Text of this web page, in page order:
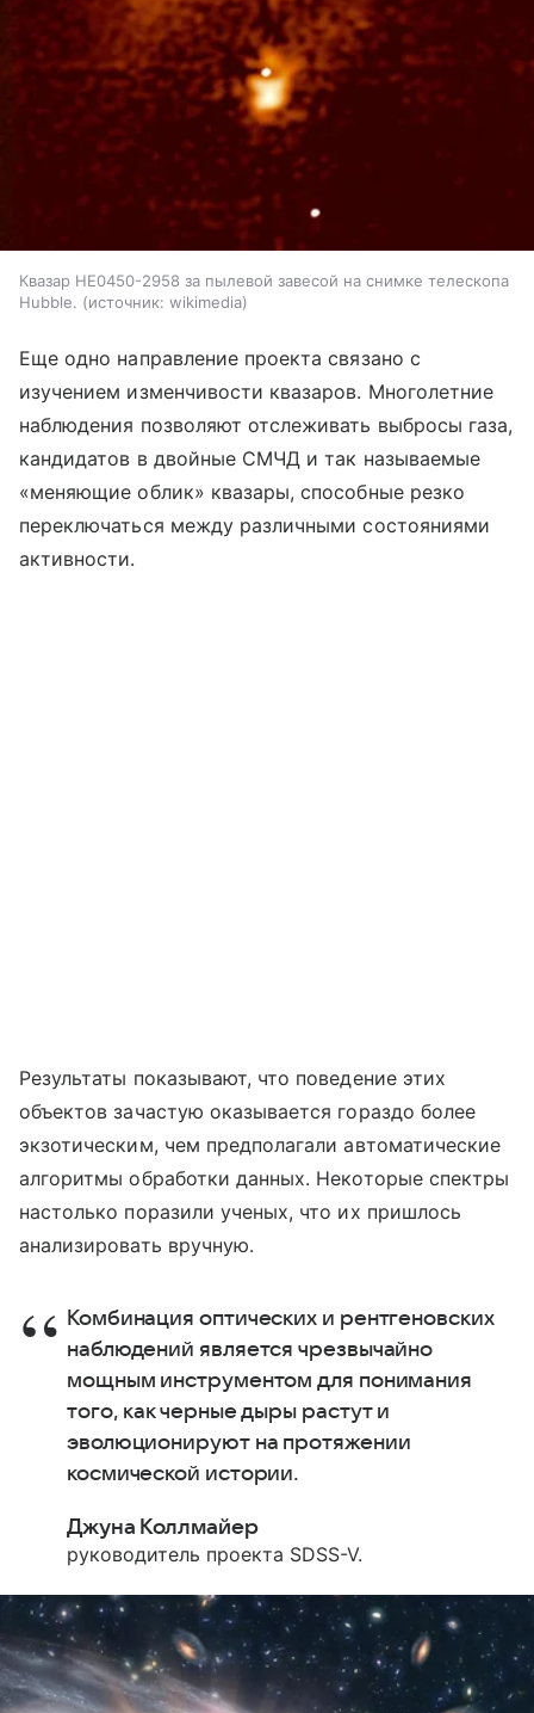
Квазар HE0450-2958 за пылевой завесой на снимке телескопа
Hubble.
источник: wikimedia
Еще одно направление проекта связано с
изучением изменчивости квазаров. Многолетние
наблюдения позволяют отслеживать выбросы газа,
кандидатов в двойные СМЧД и так называемые
«меняющие облик» квазары, способные резко
переключаться между различными состояниями
активности.
Результаты показывают, что поведение этих
объектов зачастую оказывается гораздо более
экзотическим, чем предполагали автоматические
алгоритмы обработки данных. Некоторые спектры
настолько поразили ученых, что их пришлось
анализировать вручную.
Комбинация оптических и рентгеновских
наблюдений является чрезвычайно
мощным инструментом для понимания
того, как черные дыры растут и
эволюционируют на протяжении
космической истории.
Джуна Коллмайер
руководитель проекта SDSS-V.